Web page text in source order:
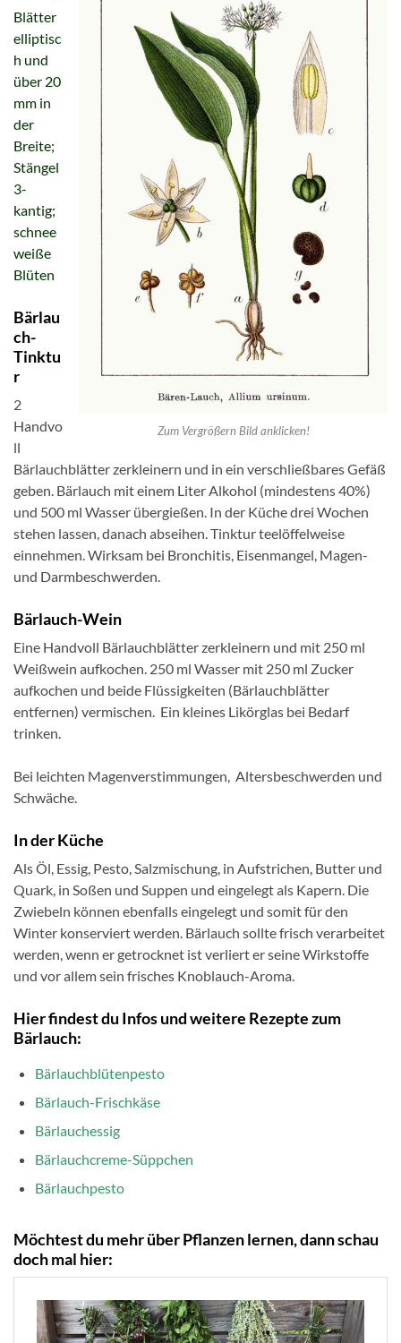
Zum Vergrößern Bild anklicken!
Blätter
elliptisc
h und
über 20
mm in
der
Breite;
Stängel
3-
kantig;
schnee
weiße
Blüten
Bärlau
ch-
Tinktu
r
2
Handvo
ll
Bärlauchblätter zerkleinern und in ein verschließbares Gefäß
geben. Bärlauch mit einem Liter Alkohol (mindestens 40%)
und 500 ml Wasser übergießen. In der Küche drei Wochen
stehen lassen, danach abseihen. Tinktur teelöffelweise
einnehmen. Wirksam bei Bronchitis, Eisenmangel, Magen-
und Darmbeschwerden.
Bärlauch-Wein
Eine Handvoll Bärlauchblätter zerkleinern und mit 250 ml
Weißwein aufkochen. 250 ml Wasser mit 250 ml Zucker
aufkochen und beide Flüssigkeiten (Bärlauchblätter
entfernen) vermischen. Ein kleines Likörglas bei Bedarf
trinken.
Bei leichten Magenverstimmungen, Altersbeschwerden und
Schwäche.
In der Küche
Als Öl, Essig, Pesto, Salzmischung, in Aufstrichen, Butter und
Quark, in Soßen und Suppen und eingelegt als Kapern. Die
Zwiebeln können ebenfalls eingelegt und somit für den
Winter konserviert werden. Bärlauch sollte frisch verarbeitet
werden, wenn er getrocknet ist verliert er seine Wirkstoffe
und vor allem sein frisches Knoblauch-Aroma.
Hier findest du Infos und weitere Rezepte zum
Bärlauch:
Bärlauchblütenpesto
Bärlauch-Frischkäse
Bärlauchessig
Bärlauchcreme-Süppchen
Bärlauchpesto
Möchtest du mehr über Pflanzen lernen, dann schau
doch mal hier: